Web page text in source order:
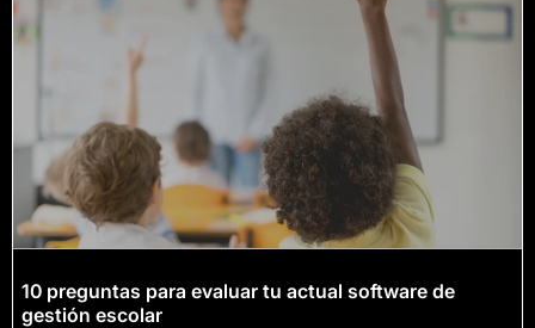
10 preguntas para evaluar tu actual software de
gestión escolar